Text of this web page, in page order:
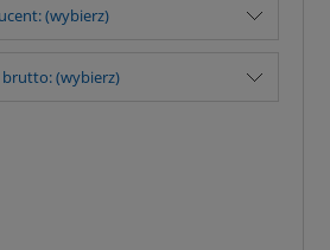
(wybierz)
brutto: (wybierz)